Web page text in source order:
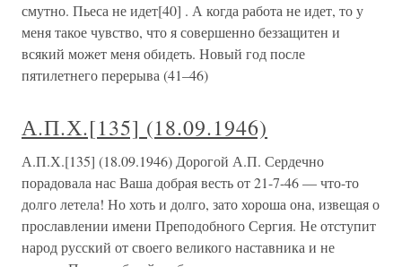
смутно. Пьеса не идет[40] . А когда работа не идет, то у
меня такое чувство, что я совершенно беззащитен и
всякий может меня обидеть. Новый год после
пятилетнего перерыва (41–46)
А.П.Х.[135] (18.09.1946)
А.П.Х.[135] (18.09.1946) Дорогой А.П. Сердечно
порадовала нас Ваша добрая весть от 21-7-46 — что-то
долго летела! Но хоть и долго, зато хороша она, извещая о
прославлении имени Преподобного Сергия. Не отступит
народ русский от своего великого наставника и не